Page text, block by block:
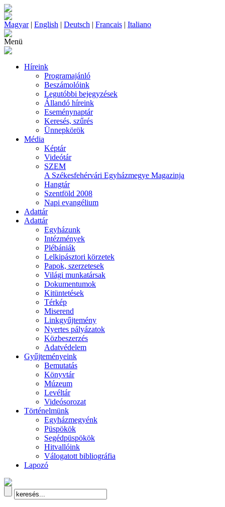
Magyar| English | Deutsch | Francais | Italiano
Menü
Híreink
Programajánló
Beszámolóink
Legutóbbi bejegyzések
Állandó híreink
Eseménynaptár
Keresés, szűrés
Ünnepkörök
Média
Képtár
Videótár
SZEM
A Székesfehérvári Egyházmegye Magazinja
Hangtár
Szentföld 2008
Napi evangélium
Adattár
Adattár
Egyházunk
Intézmények
Plébániák
Lelkipásztori körzetek
Papok, szerzetesek
Világi munkatársak
Dokumentumok
Kitüntetések
Térkép
Miserend
Linkgyűjtemény
Nyertes pályázatok
Közbeszerzés
Adatvédelem
Gyűjteményeink
Bemutatás
Könyvtár
Múzeum
Levéltár
Videósorozat
Történelmünk
Egyházmegyénk
Püspökök
Segédpüspökök
Hitvallóink
Válogatott bibliográfia
Lapozó